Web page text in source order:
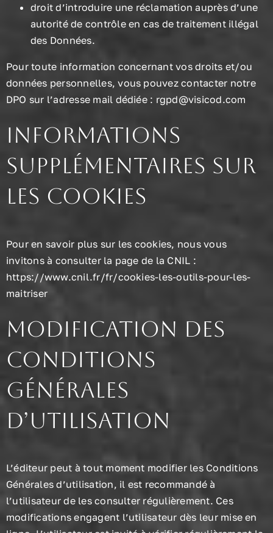
droit d’introduire une réclamation auprès d’une
autorité de contrôle en cas de traitement illégal
des Données.
Pour toute information concernant vos droits et/ou
données personnelles, vous pouvez contacter notre
DPO sur l’adresse mail dédiée : rgpd@visicod.com
Informations
supplémentaires sur
les cookies
Pour en savoir plus sur les cookies, nous vous
invitons à consulter la page de la CNIL :
https://www.cnil.fr/fr/cookies-les-outils-pour-les-
maitriser
Modification des
conditions
générales
d’utilisation
L’éditeur peut à tout moment modifier les Conditions
Générales d’utilisation, il est recommandé à
l’utilisateur de les consulter régulièrement. Ces
modifications engagent l’utilisateur dès leur mise en